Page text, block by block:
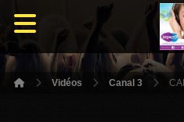
Vidéos Canal 3